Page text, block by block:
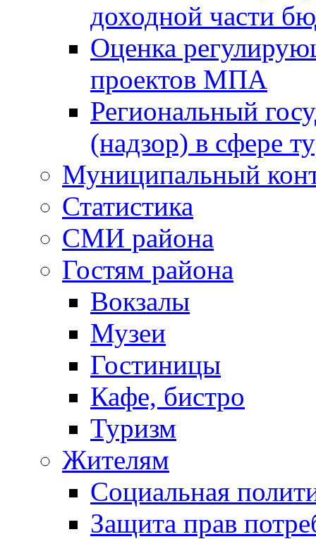
доходной части
Оценка
проектов МПА
Региональный
(надзор) в сфере
Муниципальный
Статистика
СМИ района
Гостям района
Вокзалы
Музеи
Гостиницы
Кафе, бистро
Туризм
Жителям
Социальная
Защита прав